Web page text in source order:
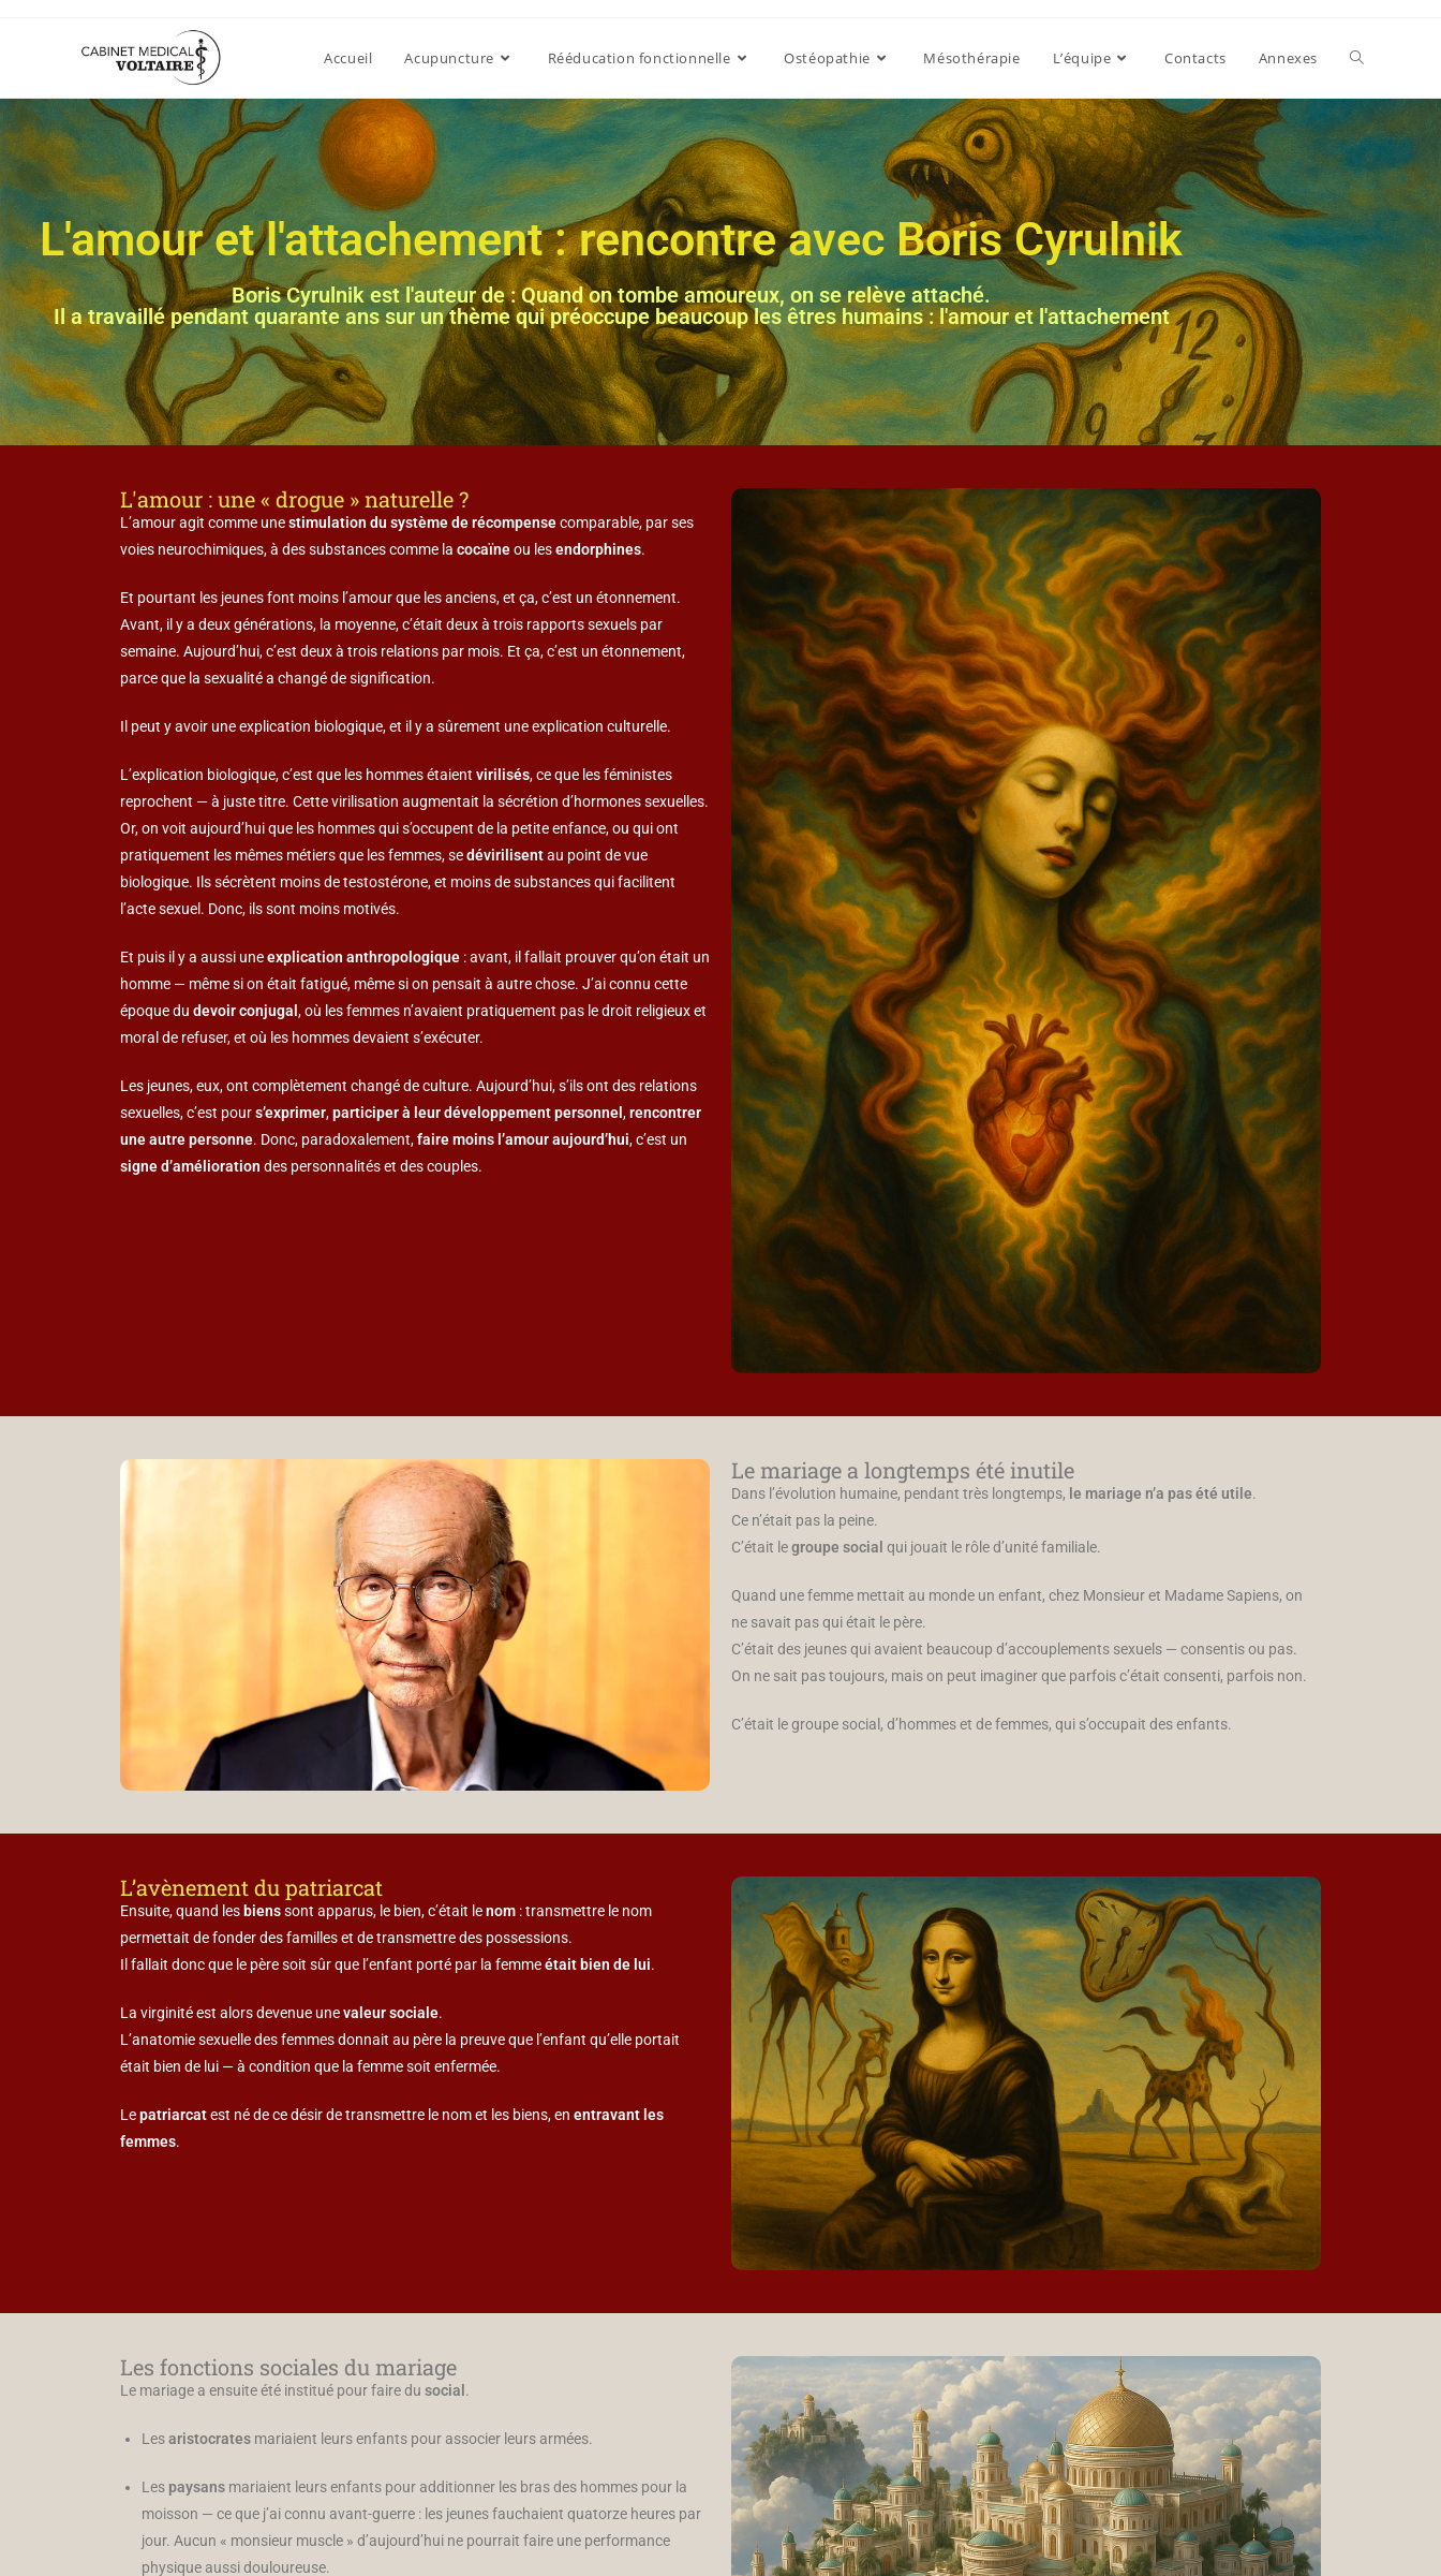
Accueil Acupuncture Rééducation fonctionnelle Ostéopathie Mésothérapie L’équipe Contacts Annexes
L'amour et l'attachement : rencontre avec Boris Cyrulnik
Boris Cyrulnik est l'auteur de : Quand on tombe amoureux, on se relève attaché.
Il a travaillé pendant quarante ans sur un thème qui préoccupe beaucoup les êtres humains : l'amour et l'attachement
L'amour : une « drogue » naturelle ?
L’amour agit comme unestimulation du système de récompensecomparable, par ses
voies neurochimiques, à des substances comme la cocaïneou lesendorphines.
Et pourtant les jeunes font moins l’amour que les anciens, et ça, c’est un étonnement.
Avant, il y a deux générations, la moyenne, c’était deux à trois rapports sexuels par
semaine. Aujourd’hui, c’est deux à trois relations par mois. Et ça, c’est un étonnement,
parce que la sexualité a changé de signification.
Il peut y avoir une explication biologique, et il y a sûrement une explication culturelle.
L’explication biologique, c’est que les hommes étaient virilisés, ce que les féministes
reprochent — à juste titre. Cette virilisation augmentait la sécrétion d’hormones sexuelles.
Or, on voit aujourd’hui que les hommes qui s’occupent de la petite enfance, ou qui ont
pratiquement les mêmes métiers que les femmes, sedévirilisentau point de vue
biologique. Ils sécrètent moins de testostérone, et moins de substances qui facilitent
l’acte sexuel. Donc, ils sont moins motivés.
Et puis il y a aussi uneexplication anthropologique : avant, il fallait prouver qu’on était un
homme — même si on était fatigué, même si on pensait à autre chose. J’ai connu cette
époque du devoir conjugal , où les femmes n’avaient pratiquement pas le droit religieux et
moral de refuser, et où les hommes devaient s’exécuter.
Les jeunes, eux, ont complètement changé de culture. Aujourd’hui, s’ils ont des relations
sexuelles, c’est pours’exprimer,participer à leur développement personnel ,rencontrer
une autre personne. Donc, paradoxalement,faire moins l’amour aujourd’hui, c’est un
signe d’amélioration des personnalités et des couples.
Le mariage a longtemps été inutile
Dans l’évolution humaine, pendant très longtemps, le mariage n’a pas été utile.
Ce n’était pas la peine.
C’était legroupe social qui jouait le rôle d’unité familiale.
Quand une femme mettait au monde un enfant, chez Monsieur et Madame Sapiens, on
ne savait pas qui était le père.
C’était des jeunes qui avaient beaucoup d’accouplements sexuels — consentis ou pas.
On ne sait pas toujours, mais on peut imaginer que parfois c’était consenti, parfois non.
C’était le groupe social, d’hommes et de femmes, qui s’occupait des enfants.
L’avènement du patriarcat
Ensuite, quand les bienssont apparus, le bien, c’était lenom : transmettre le nom
permettait de fonder des familles et de transmettre des possessions.
Il fallait donc que le père soit sûr que l’enfant porté par la femmeétait bien de lui.
La virginité est alors devenue unevaleur sociale.
L’anatomie sexuelle des femmes donnait au père la preuve que l’enfant qu’elle portait
était bien de lui — à condition que la femme soit enfermée.
Lepatriarcatest né de ce désir de transmettre le nom et les biens, en entravant les
femmes.
Les fonctions sociales du mariage
Le mariage a ensuite été institué pour faire du social .
Lesaristocrates mariaient leurs enfants pour associer leurs armées.
Les paysans mariaient leurs enfants pour additionner les bras des hommes pour la
moisson — ce que j’ai connu avant-guerre : les jeunes fauchaient quatorze heures par
jour. Aucun « monsieur muscle » d’aujourd’hui ne pourrait faire une performance
physique aussi douloureuse.